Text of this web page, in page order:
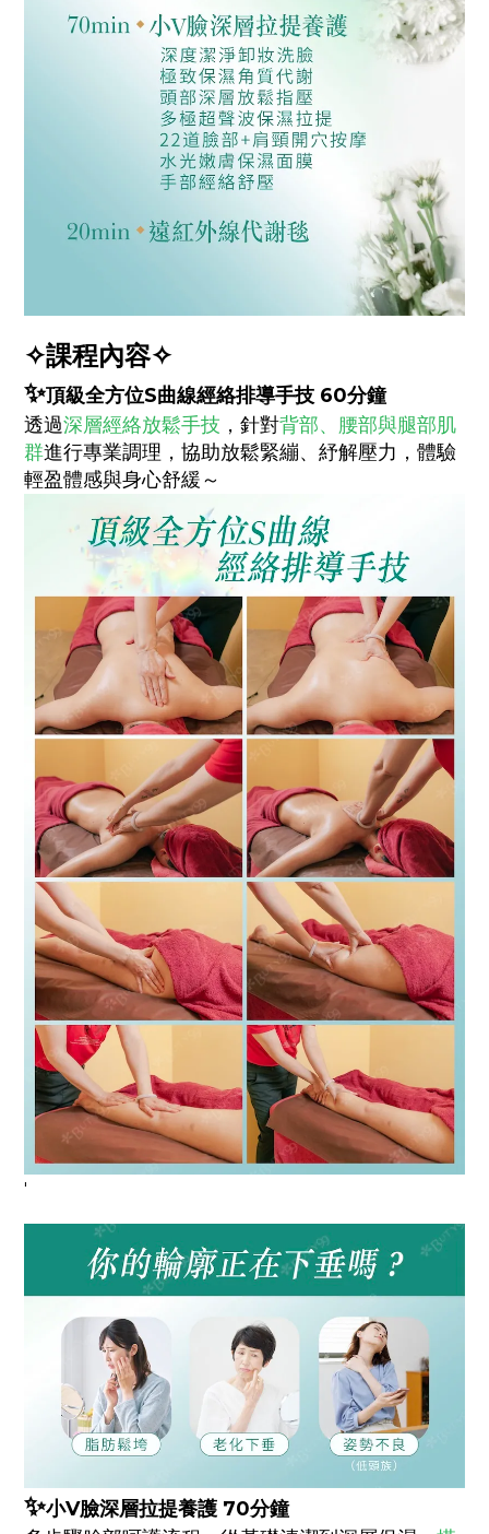
✧課程內容✧
✨頂級全方位S曲線經絡排導手技 60分鐘
透過深層經絡放鬆手技 ，針對背部、腰部與腿部肌
群進行專業調理，協助放鬆緊繃、紓解壓力，體驗
輕盈體感與身心舒緩～
'
✨小V臉深層拉提養護 70分鐘